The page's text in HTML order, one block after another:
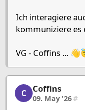
Ich interagiere
kommuniziere es
VG - Coffins ...
Coffins, 2/7, 09.
C Coffins
09. May '26#